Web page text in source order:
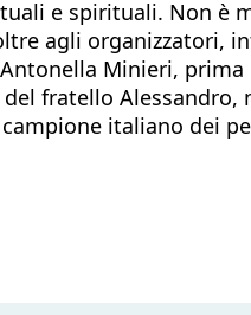
e spirituali. Non è
agli organizzatori,
Minieri,
fratello Alessandro,
italiano dei